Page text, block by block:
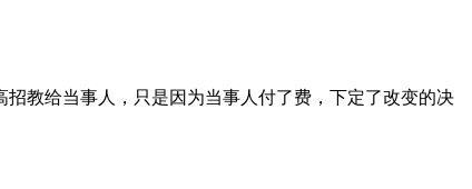
教给当事人，只是因为当事人付了费，下定了改变的决